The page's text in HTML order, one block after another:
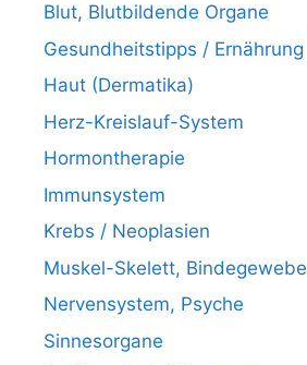
Blut, Blutbildende Organe
Gesundheitstipps / Ernährung
Haut (Dermatika)
Herz-Kreislauf-System
Hormontherapie
Immunsystem
Krebs / Neoplasien
Muskel-Skelett, Bindegewebe
Nervensystem, Psyche
Sinnesorgane